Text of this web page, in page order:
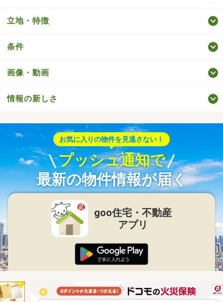
立地・特徴
条件
画像・動画
情報の新しさ
お気に入りの物件を見逃さない！
プッシュ通知で
最新の物件情報が届く
goo住宅・不動産
アプリ